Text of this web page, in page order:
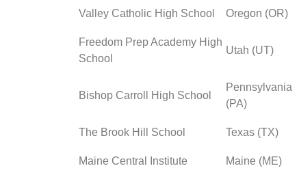
Valley Catholic High School Oregon (OR)
Freedom Prep Academy High
School
Utah (UT)
Bishop Carroll High School
Pennsylvania
(PA)
The Brook Hill School Texas (TX)
Maine Central Institute Maine (ME)